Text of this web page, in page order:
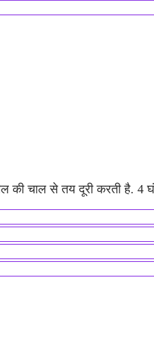
चाल से तय दूरी करती है. 4 घंटे